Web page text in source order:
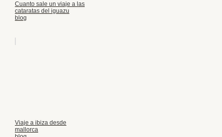
Cuanto sale un viaje a las
cataratas del iguazu
blog
Viaje a ibiza desde
mallorca